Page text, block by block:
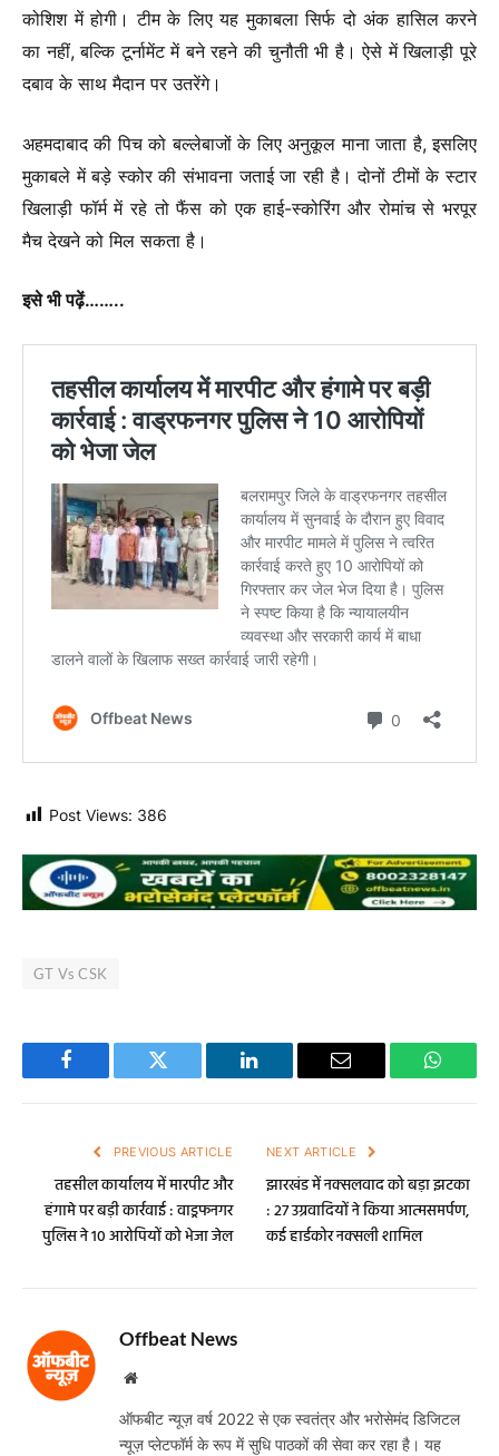
कोशिश में होगी। टीम के लिए यह मुकाबला सिर्फ दो अंक हासिल करने
का नहीं, बल्कि टूर्नामेंट में बने रहने की चुनौती भी है। ऐसे में खिलाड़ी पूरे
दबाव के साथ मैदान पर उतरेंगे।
अहमदाबाद की पिच को बल्लेबाजों के लिए अनुकूल माना जाता है, इसलिए
मुकाबले में बड़े स्कोर की संभावना जताई जा रही है। दोनों टीमों के स्टार
खिलाड़ी फॉर्म में रहे तो फैंस को एक हाई-स्कोरिंग और रोमांच से भरपूर
मैच देखने को मिल सकता है।
इसे भी पढ़ें……..
Post Views: 386
GT Vs CSK
Facebook Twitter LinkedIn Email
PREVIOUS ARTICLE
तहसील कार्यालय में मारपीट और
हंगामे पर बड़ी कार्रवाई : वाड्रफनगर
पुलिस ने 10 आरोपियों को भेजा जेल
NEXT ARTICLE
झारखंड में नक्सलवाद को बड़ा झटका
: 27 उग्रवादियों ने किया आत्मसमर्पण,
कई हार्डकोर नक्सली शामिल
Offbeat News
Website
ऑफबीट न्यूज़ वर्ष 2022 से एक स्वतंत्र और भरोसेमंद डिजिटल
न्यूज़ प्लेटफॉर्म के रूप में सुधि पाठकों की सेवा कर रहा है। यह